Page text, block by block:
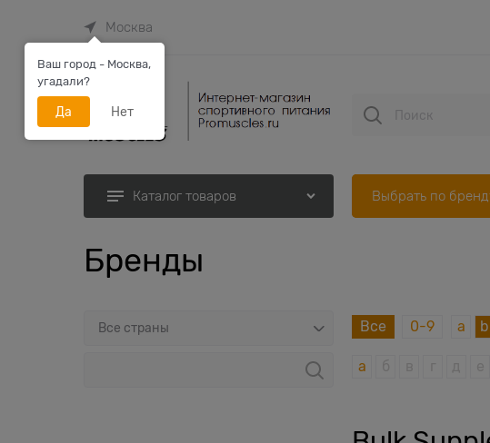
Москва
Каталог товаров Выбрать по
Бренды
Все 0-9 a b
а
Ваш город - Москва,
угадали?
Да Нет